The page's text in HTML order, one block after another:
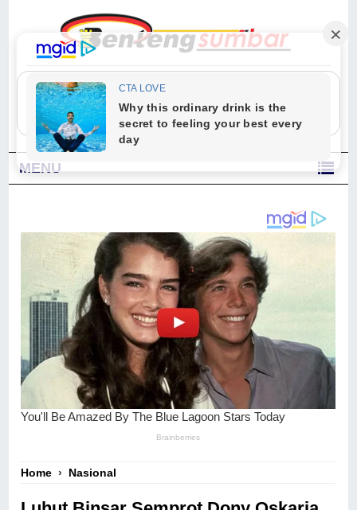
"Sesungguhnya Allah dan para malaikat-Nya berselawat untuk Nabi.
Wahai orang-orang yang beriman, berselawatlah kamu untuk Nabi dan
ucapkanlah salam dengan penuh penghormatan kepadanya." (Qs. Al
Ahzab Ayat 56)
MENU
Home › Nasional